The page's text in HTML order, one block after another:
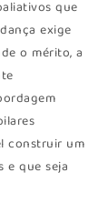
que
exige
o mérito, a
construir um
e que seja